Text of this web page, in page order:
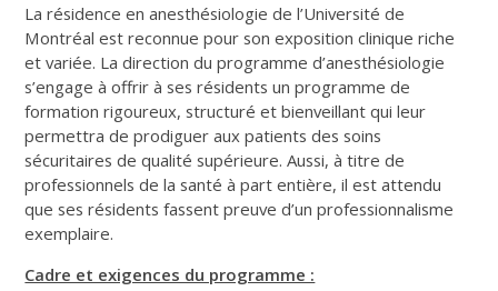
La résidence en anesthésiologie de l’Université de
Montréal est reconnue pour son exposition clinique riche
et variée. La direction du programme d’anesthésiologie
s’engage à offrir à ses résidents un programme de
formation rigoureux, structuré et bienveillant qui leur
permettra de prodiguer aux patients des soins
sécuritaires de qualité supérieure. Aussi, à titre de
professionnels de la santé à part entière, il est attendu
que ses résidents fassent preuve d’un professionnalisme
exemplaire.
Cadre et exigences du programme :